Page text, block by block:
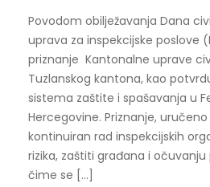
Povodom obilježavanja Dana
uprava za inspekcijske poslove
priznanje Kantonalne uprave
Tuzlanskog kantona, kao
sistema zaštite i spašavanja u
Hercegovine. Priznanje,
kontinuiran rad inspekcijskih
rizika, zaštiti građana i očuvanju
čime se […]